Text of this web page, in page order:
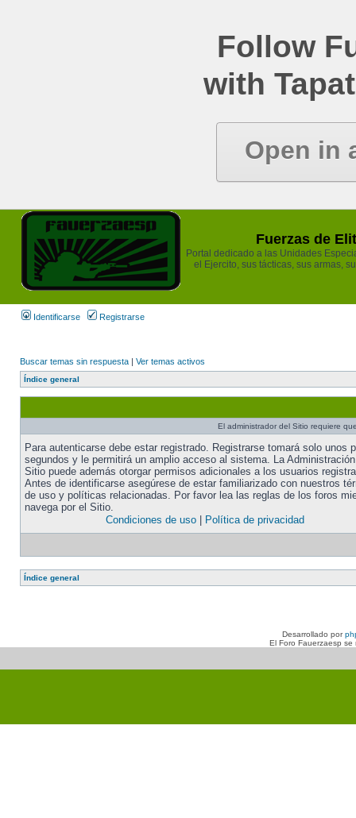
Follow
with
Open in
Fuerzas de
Portal dedicado a las Unidades
el Ejercito, sus tácticas, sus armas,
Identificarse Registrarse
Buscar temas sin respuesta | Ver temas activos
Índice general
El administrador del Sitio requiere
Para autenticarse debe estar registrado. Registrarse tomará solo unos
segundos y le permitirá un amplio acceso al sistema. La
Sitio puede además otorgar permisos adicionales a los usuarios
Antes de identificarse asegúrese de estar familiarizado con nuestros
de uso y políticas relacionadas. Por favor lea las reglas de los foros
navega por el Sitio.
Condiciones de uso| Política de privacidad
Índice general
Desarrollado por
El Foro Fauerzaesp